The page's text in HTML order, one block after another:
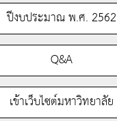
ปีงบประมาณ พ.ศ. 2562
Q&A
เข้าเว็บไซต์มหาวิทยาลัย